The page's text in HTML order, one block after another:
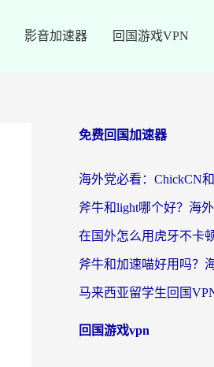
影音加速器 回国游戏VPN
免费回国加速器
回国游戏vpn